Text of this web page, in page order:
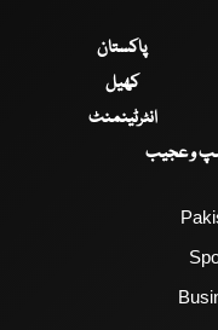
پاکستان
کھیل
انٹرٹینمنٹ
و عجیب